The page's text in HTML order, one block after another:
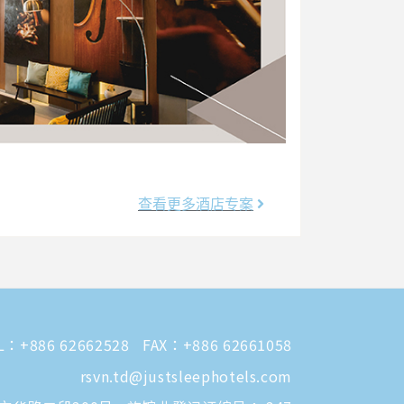
查看更多酒店专案
+886 62662528
FAX：+886 62661058
rsvn.td@justsleephotels.com